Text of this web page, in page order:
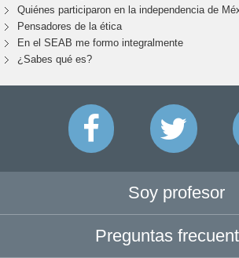
Quiénes participaron en la independencia de
Pensadores de la ética
En el SEAB me formo integralmente
¿Sabes qué es?
Soy profesor
Preguntas